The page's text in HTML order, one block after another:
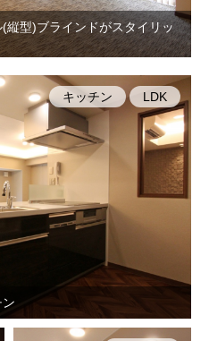
縦型)ブラインドがスタイリッ
キッチン LDK